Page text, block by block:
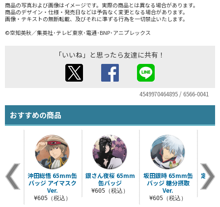
商品の写真および画像はイメージです。実際の商品とは異なる場合があります。
商品のデザイン・仕様・発売日などは予告なく変更となる場合があります。
画像・テキストの無断転載、及びそれに準ずる行為を一切禁止いたします。
©空知英秋／集英社･テレビ東京･電通･BNP･アニプレックス
「いいね」と思ったら友達に共有！
4549970464895 / 6566-0041
おすすめの商品
銀さん夜桜 65mm
缶バッジ
¥605（税込）
坂田銀時 65mm缶
バッジ 糖分摂取
Ver.
¥605（税込）
定春
沖田総悟 65mm缶
バッジ アイマスク
Ver.
¥605（税込）